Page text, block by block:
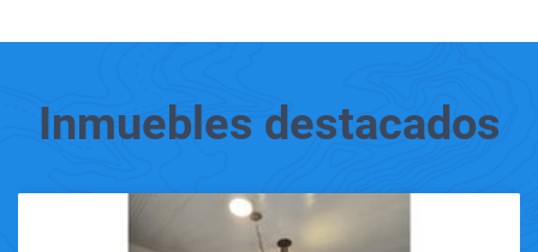
Inmuebles destacados